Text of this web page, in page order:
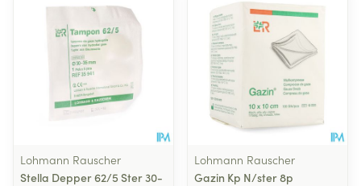
Lohmann Rauscher
Stella Depper 62/5 Ster 30-
Lohmann Rauscher
Gazin Kp N/ster 8p